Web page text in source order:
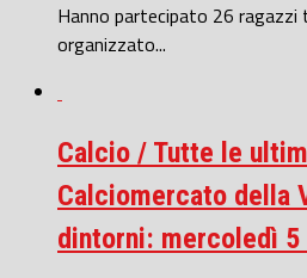
Hanno partecipato 26 ragazzi
organizzato...
Calcio / Tutte le
Calciomercato della
dintorni: mercoledì 5